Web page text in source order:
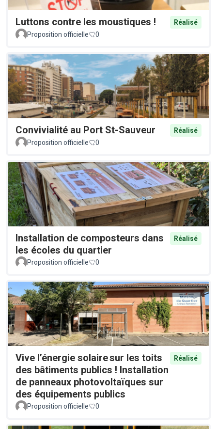
Luttons contre les moustiques !
Réalisé
Proposition officielle
0
Convivialité au Port St-Sauveur
Réalisé
Proposition officielle
0
Installation de composteurs dans
les écoles du quartier
Réalisé
Proposition officielle 0
Vive l’énergie solaire sur les toits
des bâtiments publics ! Installation
de panneaux photovoltaïques sur
des équipements publics
Réalisé
Proposition officielle 0